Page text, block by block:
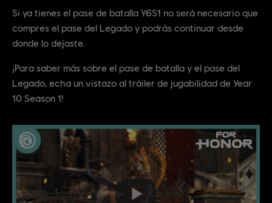
Si ya tienes el pase de batalla Y6S1 no será necesario que
compres el pase del Legado y podrás continuar desde
donde lo dejaste.
¡Para saber más sobre el pase de batalla y el pase del
Legado, echa un vistazo al tráiler de jugabilidad de Year
10 Season 1!